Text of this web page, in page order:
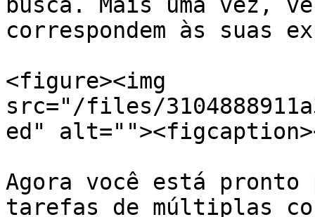
correspondem às suas
<figure><img
src="/files/
ed"
Agora você está pronto
tarefas de múltiplas